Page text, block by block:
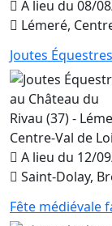
A lieu du 08/
Lémeré,
Joutes
A lieu du 12/
Saint-Dolay,
Fête médiévale